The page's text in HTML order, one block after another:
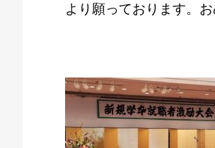
より願っております。